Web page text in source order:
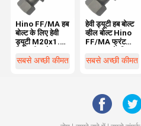
Hino FF/MA हब
बोल्ट के लिए हेवी
ड्यूटी M20x1.5
सबसे अच्छी कीमत
हेवी ड्यूटी हब बोल्ट
व्हील बोल्ट Hino
FF/MA फ्रंट
सबसे अच्छी कीमत